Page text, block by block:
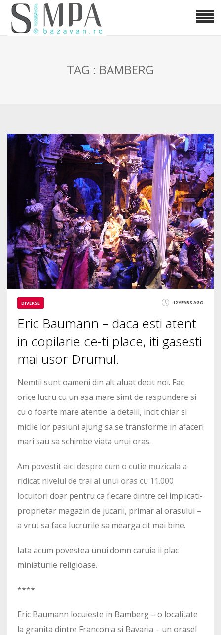
TAG : BAMBERG
DIVERSE 12 YEARS AGO
Eric Baumann – daca esti atent
in copilarie ce-ti place, iti gasesti
mai usor Drumul.
Nemtii sunt oameni din alt aluat decit noi. Fac
orice lucru cu un asa mare simt de raspundere si
cu o foarte mare atentie la detalii, incit chiar si
micile lor pasiuni ajung sa se transforme in afaceri
mari sau sa schimbe viata unui oras.
Am povestitaici despre cum o cutie muzicala a
ridicat nivelul de trai al unui oras cu 11.000
locuitori doar pentru ca fiecare dintre cei implicati-
proprietar magazin de jucarii, primar al orasului –
a vrut sa faca lucrurile sa mearga cit mai bine.
Iata acum povestea unui domn caruia ii plac
miniaturile religioase.
****
Eric Baumann locuieste in Bamberg – o localitate
la granita dintre Franconia si Bavaria – un orasel